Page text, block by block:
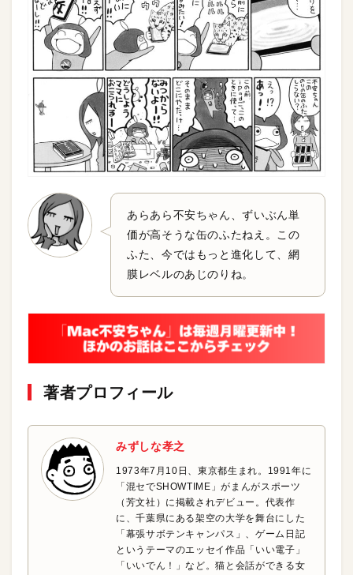
あらあら不安ちゃん、ずいぶん単
価が高そうな缶のふたねえ。この
ふた、今ではもっと進化して、網
膜レベルのあじのりね。
著者プロフィール
みずしな孝之
1973年7月10日、東京都生まれ。1991年に
「混セでSHOWTIME」がまんがスポーツ
（芳文社）に掲載されデビュー。代表作
に、千葉県にある架空の大学を舞台にした
「幕張サボテンキャンパス」、ゲーム日記
というテーマのエッセイ作品「いい電子」
「いいでん！」など。猫と会話ができる女